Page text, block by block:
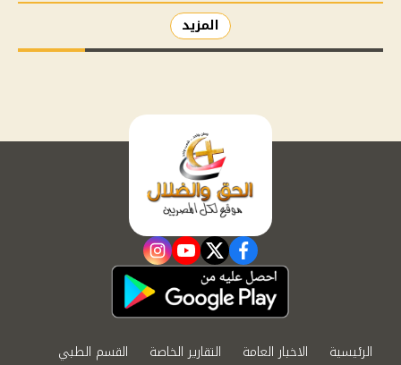
المزيد
facebook
twitter
youtube
instagram
الرئيسية الاخبار العامة التقارير الخاصة
القسم الطبي